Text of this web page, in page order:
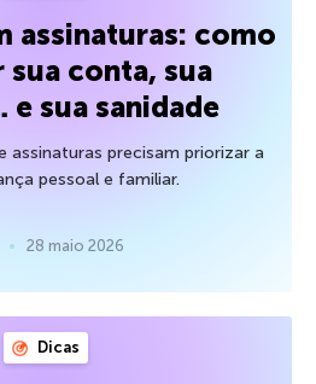
assinaturas: como
conta, sua
sua sanidade
assinaturas precisam priorizar a
pessoal e familiar.
28 maio 2026
Dicas